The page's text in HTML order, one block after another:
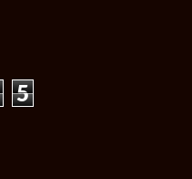
5